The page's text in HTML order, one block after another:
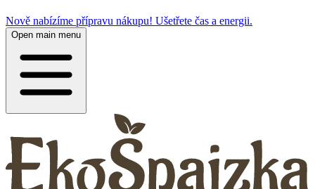
Nově nabízíme přípravu nákupu! Ušetřete čas a energii.
Open main menu